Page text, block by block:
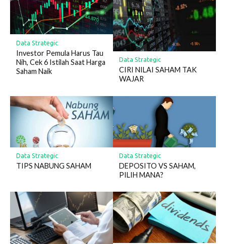
Data Strategic
Investor Pemula Harus Tau
Nih, Cek 6 Istilah Saat Harga
Saham Naik
Data Strategic
CIRI NILAI SAHAM TAK
WAJAR
Data Strategic
TIPS NABUNG SAHAM
Data Strategic
DEPOSITO VS SAHAM,
PILIH MANA?